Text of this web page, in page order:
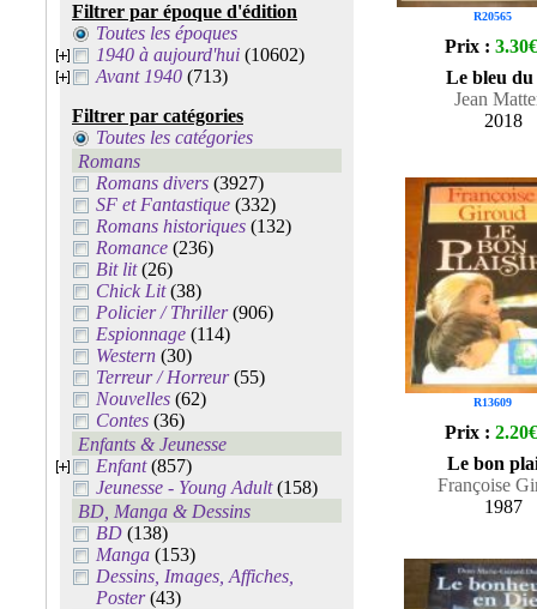
Filtrer par époque d'édition
Toutes les époques
1940 à aujourd'hui (10602)
Avant 1940 (713)
Filtrer par catégories
Toutes les catégories
Romans
Romans divers (3927)
SF et Fantastique (332)
Romans historiques (132)
Romance (236)
Bit lit(26)
Chick Lit(38)
Policier / Thriller(906)
Espionnage (114)
Western (30)
Terreur / Horreur(55)
Nouvelles (62)
Contes (36)
Enfants & Jeunesse
Enfant(857)
Jeunesse - Young Adult(158)
BD, Manga & Dessins
BD (138)
Manga (153)
Dessins, Images, Affiches,
Poster(43)
R20565
Prix : 3.30€
Le bleu du
Jean
2018
R13609
Prix : 2.20€
Le bon
Françoise
1987